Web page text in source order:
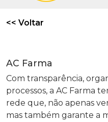
<< Voltar
AC Farma
Com transparência,
processos, a AC Farma
rede que, não apenas
mas também garante a